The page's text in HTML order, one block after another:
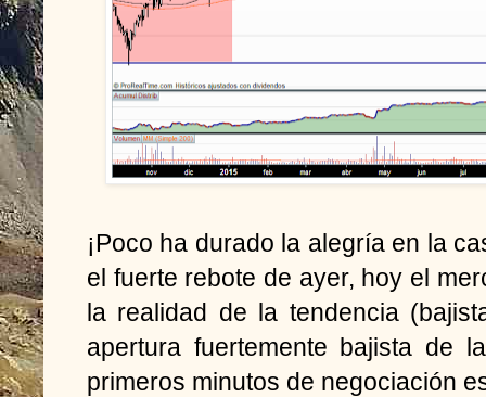
¡Poco ha durado la alegría en la
el fuerte rebote de ayer, hoy el
la realidad de la tendencia
apertura fuertemente bajista de
primeros minutos de negociación